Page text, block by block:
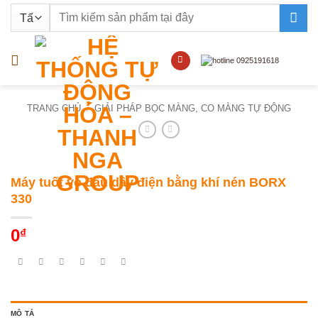
nội
Tìm
TRANG CHỦ / GIẢI PHÁP BỌC MÀNG, CO MÀNG TỰ ĐỘNG
Máy tuốt vỏ đầu dây điện bằng khí nén BORX
330
0₫
MÔ TẢ